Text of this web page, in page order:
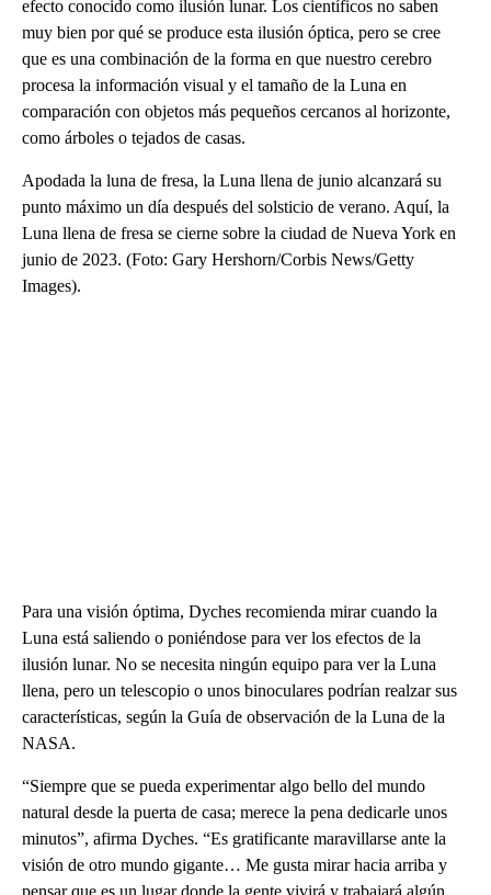
efecto conocido como ilusión lunar. Los científicos no saben
muy bien por qué se produce esta ilusión óptica, pero se cree
que es una combinación de la forma en que nuestro cerebro
procesa la información visual y el tamaño de la Luna en
comparación con objetos más pequeños cercanos al horizonte,
como árboles o tejados de casas.
Apodada la luna de fresa, la Luna llena de junio alcanzará su
punto máximo un día después del solsticio de verano. Aquí, la
Luna llena de fresa se cierne sobre la ciudad de Nueva York en
junio de 2023. (Foto: Gary Hershorn/Corbis News/Getty
Images).
Para una visión óptima, Dyches recomienda mirar cuando la
Luna está saliendo o poniéndose para ver los efectos de la
ilusión lunar. No se necesita ningún equipo para ver la Luna
llena, pero un telescopio o unos binoculares podrían realzar sus
características, según la Guía de observación de la Luna de la
NASA.
“Siempre que se pueda experimentar algo bello del mundo
natural desde la puerta de casa; merece la pena dedicarle unos
minutos”, afirma Dyches. “Es gratificante maravillarse ante la
visión de otro mundo gigante… Me gusta mirar hacia arriba y
pensar que es un lugar donde la gente vivirá y trabajará algún